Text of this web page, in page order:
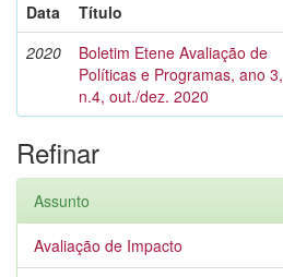
Data
Título
2020
Boletim Etene Avaliação de
Políticas e Programas, ano 3,
n.4, out./dez. 2020
Refinar
Assunto
Avaliação de Impacto